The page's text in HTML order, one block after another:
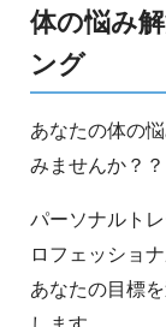
体の悩み
ング
あなたの体の
みませんか？？
パーソナルト
ロフェッショ
あなたの目標